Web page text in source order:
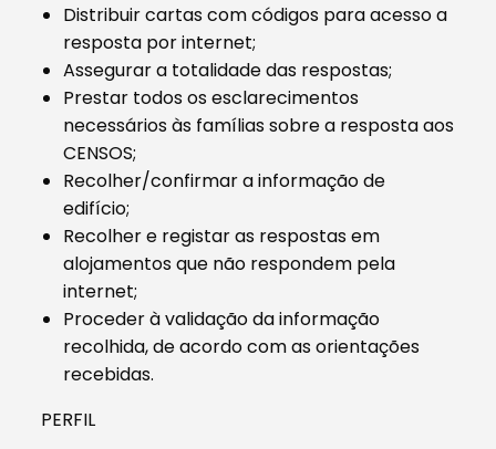
Distribuir cartas com códigos para acesso a
resposta por internet;
Assegurar a totalidade das respostas;
Prestar todos os esclarecimentos
necessários às famílias sobre a resposta aos
CENSOS;
Recolher/confirmar a informação de
edifício;
Recolher e registar as respostas em
alojamentos que não respondem pela
internet;
Proceder à validação da informação
recolhida, de acordo com as orientações
recebidas.
PERFIL